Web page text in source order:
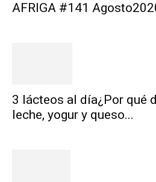
AFRIGA #141
3 lácteos al día¿Por qué
leche, yogur y queso...